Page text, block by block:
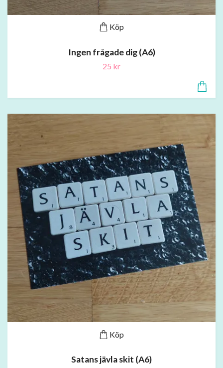
Köp
Ingen frågade dig (A6)
25 kr
Köp
Satans jävla skit (A6)